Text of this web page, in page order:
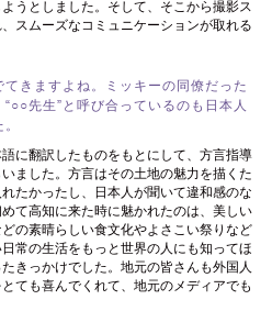
うとしました。そして、そこから撮影ス
スムーズなコミュニケーションが取れる
きますよね。ミッキーの同僚だった
先生”と呼び合っているのも日本人
に翻訳したものをもとにして、方言指導
ました。方言はその土地の魅力を描くた
たかったし、日本人が聞いて違和感のな
て高知に来た時に魅かれたのは、美しい
の素晴らしい食文化やよさこい祭りなど
常の生活をもっと世界の人にも知ってほ
きっかけでした。地元の皆さんも外国人
ても喜んでくれて、地元のメディアでも